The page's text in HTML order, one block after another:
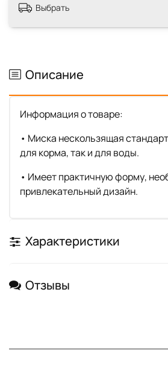
Выбрать
Описание
Информация о товаре:
• Миска нескользящая
для корма, так и для воды.
• Имеет практичную форму,
привлекательный дизайн.
Характеристики
Отзывы